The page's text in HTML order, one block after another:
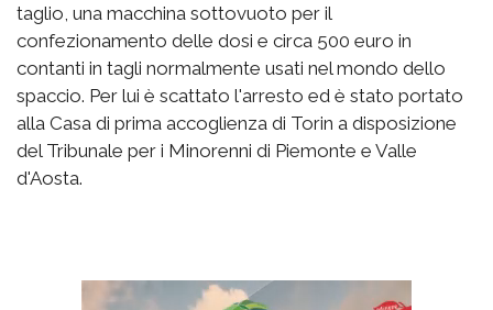
taglio, una macchina sottovuoto per il
confezionamento delle dosi e circa 500 euro in
contanti in tagli normalmente usati nel mondo dello
spaccio. Per lui è scattato l'arresto ed è stato portato
alla Casa di prima accoglienza di Torin a disposizione
del Tribunale per i Minorenni di Piemonte e Valle
d'Aosta.